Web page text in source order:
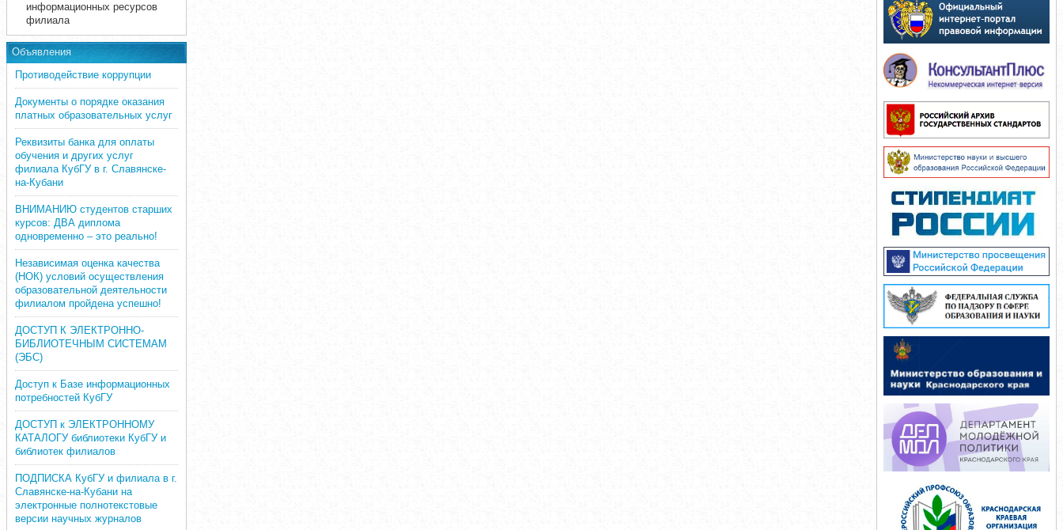
информационных ресурсов
филиала
Объявления
Противодействие коррупции
Документы о порядке оказания
платных образовательных услуг
Реквизиты банка для оплаты
обучения и других услуг
филиала КубГУ в г. Славянске-
на-Кубани
ВНИМАНИЮ студентов старших
курсов: ДВА диплома
одновременно – это реально!
Независимая оценка качества
(НОК) условий осуществления
образовательной деятельности
филиалом пройдена успешно!
ДОСТУП К ЭЛЕКТРОННО-
БИБЛИОТЕЧНЫМ СИСТЕМАМ
(ЭБС)
Доступ к Базе информационных
потребностей КубГУ
ДОСТУП к ЭЛЕКТРОННОМУ
КАТАЛОГУ библиотеки КубГУ и
библиотек филиалов
ПОДПИСКА КубГУ и филиала в г.
Славянске-на-Кубани на
электронные полнотекстовые
версии научных журналов